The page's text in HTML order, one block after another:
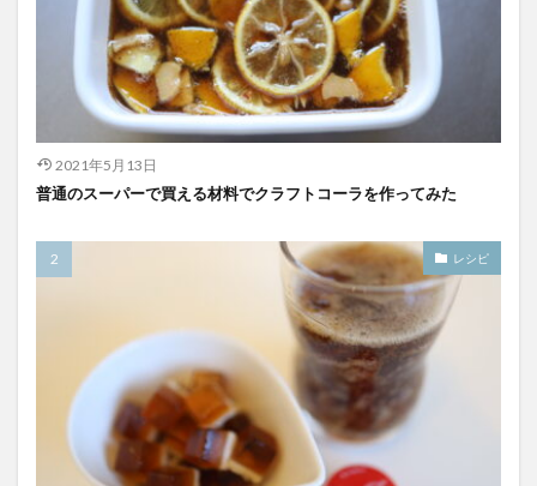
2021年5月13日
普通のスーパーで買える材料でクラフトコーラを作ってみた
レシピ